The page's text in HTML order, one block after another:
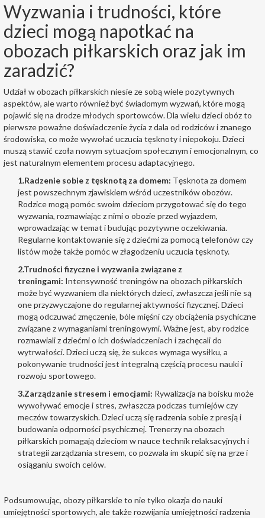
Wyzwania i trudności, które
dzieci mogą napotkać na
obozach piłkarskich oraz jak im
zaradzić?
Udział w obozach piłkarskich niesie ze sobą wiele pozytywnych
aspektów, ale warto również być świadomym wyzwań, które mogą
pojawić się na drodze młodych sportowców. Dla wielu dzieci obóz to
pierwsze poważne doświadczenie życia z dala od rodziców i znanego
środowiska, co może wywołać uczucia tęsknoty i niepokoju. Dzieci
muszą stawić czoła nowym sytuacjom społecznym i emocjonalnym, co
jest naturalnym elementem procesu adaptacyjnego.
1.Radzenie sobie z tęsknotą za domem: Tęsknota za domem
jest powszechnym zjawiskiem wśród uczestników obozów.
Rodzice mogą pomóc swoim dzieciom przygotować się do tego
wyzwania, rozmawiając z nimi o obozie przed wyjazdem,
wprowadzając w temat i budując pozytywne oczekiwania.
Regularne kontaktowanie się z dziećmi za pomocą telefonów czy
listów może także pomóc w złagodzeniu uczucia tęsknoty.
2.Trudności fizyczne i wyzwania związane z
treningami: Intensywność treningów na obozach piłkarskich
może być wyzwaniem dla niektórych dzieci, zwłaszcza jeśli nie są
one przyzwyczajone do regularnej aktywności fizycznej. Dzieci
mogą odczuwać zmęczenie, bóle mięśni czy obciążenia psychiczne
związane z wymaganiami treningowymi. Ważne jest, aby rodzice
rozmawiali z dziećmi o ich doświadczeniach i zachęcali do
wytrwałości. Dzieci uczą się, że sukces wymaga wysiłku, a
pokonywanie trudności jest integralną częścią procesu nauki i
rozwoju sportowego.
3.Zarządzanie stresem i emocjami: Rywalizacja na boisku może
wywoływać emocje i stres, zwłaszcza podczas turniejów czy
meczów towarzyskich. Dzieci uczą się radzenia sobie z presją i
budowania odporności psychicznej. Trenerzy na obozach
piłkarskich pomagają dzieciom w nauce technik relaksacyjnych i
strategii zarządzania stresem, co pozwala im skupić się na grze i
osiąganiu swoich celów.
Podsumowując, obozy piłkarskie to nie tylko okazja do nauki
umiejętności sportowych, ale także rozwijania umiejętności radzenia